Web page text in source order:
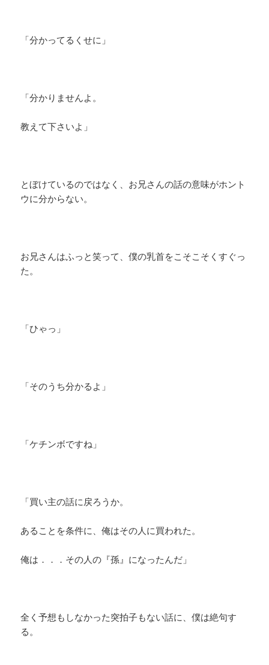
「分かってるくせに」
「分かりませんよ。
教えて下さいよ」
とぼけているのではなく、お兄さんの話の意味がホント
ウに分からない。
お兄さんはふっと笑って、僕の乳首をこそこそくすぐっ
た。
「ひゃっ」
「そのうち分かるよ」
「ケチンボですね」
「買い主の話に戻ろうか。
あることを条件に、俺はその人に買われた。
俺は．．．その人の『孫』になったんだ」
全く予想もしなかった突拍子もない話に、僕は絶句す
る。